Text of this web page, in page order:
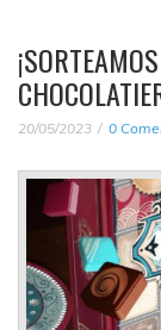
20/05/2023 0